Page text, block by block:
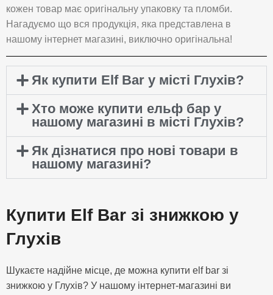
кожен товар має оригінальну упаковку та пломби.
Нагадуємо що вся продукція, яка представлена в
нашому інтернет магазині, виключно оригінальна!
Як купити Elf Bar у місті Глухів?
Хто може купити ельф бар у
нашому магазині в місті Глухів?
Як дізнатися про нові товари в
нашому магазині?
Купити Elf Bar зі знижкою у
Глухів
Шукаєте надійне місце, де можна купити elf bar зі
знижкою у Глухів? У нашому інтернет-магазині ви